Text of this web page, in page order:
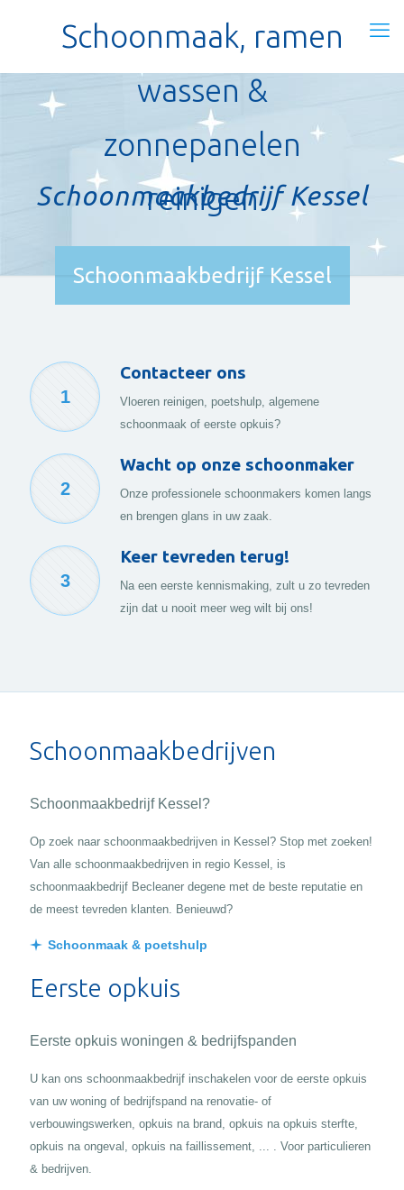
Schoonmaak, ramen
wassen &
zonnepanelen
reinigen
Schoonmaakbedrijf Kessel
Schoonmaakbedrijf Kessel
1
Contacteer ons
Vloeren reinigen, poetshulp, algemene
schoonmaak of eerste opkuis?
2
Wacht op onze schoonmaker
Onze professionele schoonmakers komen langs
en brengen glans in uw zaak.
3
Keer tevreden terug!
Na een eerste kennismaking, zult u zo tevreden
zijn dat u nooit meer weg wilt bij ons!
Schoonmaakbedrijven
Schoonmaakbedrijf Kessel?
Op zoek naar schoonmaakbedrijven in Kessel? Stop met zoeken!
Van alle schoonmaakbedrijven in regio Kessel, is
schoonmaakbedrijf Becleaner degene met de beste reputatie en
de meest tevreden klanten. Benieuwd?
Schoonmaak & poetshulp
Eerste opkuis
Eerste opkuis woningen & bedrijfspanden
U kan ons schoonmaakbedrijf inschakelen voor de eerste opkuis
van uw woning of bedrijfspand na renovatie- of
verbouwingswerken, opkuis na brand, opkuis na opkuis sterfte,
opkuis na ongeval, opkuis na faillissement, ... . Voor particulieren
& bedrijven.